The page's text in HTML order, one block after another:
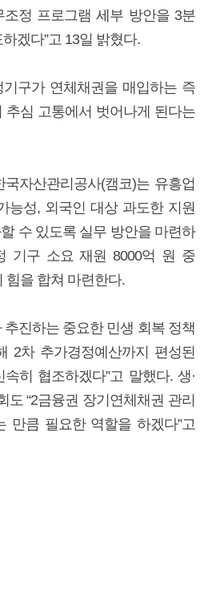
조정 프로그램 세부 방안을 3분
겠다”고 13일 밝혔다.
구가 연체채권을 매입하는 즉
추심 고통에서 벗어나게 된다는
자산관리공사(캠코)는 유흥업
능성, 외국인 대상 과도한 지원
수 있도록 실무 방안을 마련하
기구 소요 재원 8000억 원 중
힘을 합쳐 마련한다.
추진하는 중요한 민생 회복 정책
2차 추가경정예산까지 편성된
히 협조하겠다”고 말했다. 생·
도 “2금융권 장기연체채권 관리
만큼 필요한 역할을 하겠다”고